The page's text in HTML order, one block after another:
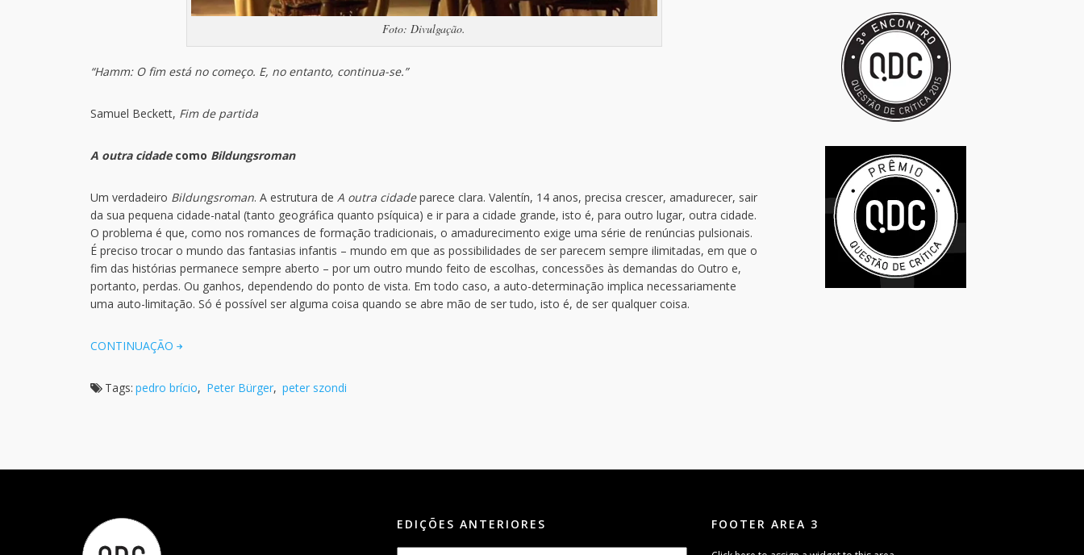
Foto: Divulgação.
“Hamm: O fim está no começo. E, no entanto, continua-se.”
Samuel Beckett, Fim de partida
A outra cidadecomo Bildungsroman
Um verdadeiro Bildungsroman. A estrutura de A outra cidadeparece clara. Valentín, 14 anos, precisa crescer, amadurecer, sair
da sua pequena cidade-natal (tanto geográfica quanto psíquica) e ir para a cidade grande, isto é, para outro lugar, outra cidade.
O problema é que, como nos romances de formação tradicionais, o amadurecimento exige uma série de renúncias pulsionais.
É preciso trocar o mundo das fantasias infantis – mundo em que as possibilidades de ser parecem sempre ilimitadas, em que o
fim das histórias permanece sempre aberto – por um outro mundo feito de escolhas, concessões às demandas do Outro e,
portanto, perdas. Ou ganhos, dependendo do ponto de vista. Em todo caso, a auto-determinação implica necessariamente
uma auto-limitação. Só é possível ser alguma coisa quando se abre mão de ser tudo, isto é, de ser qualquer coisa.
CONTINUAÇÃO
Tags: pedro brício, Peter Bürger, peter szondi
EDIÇÕES ANTERIORES FOOTER AREA 3